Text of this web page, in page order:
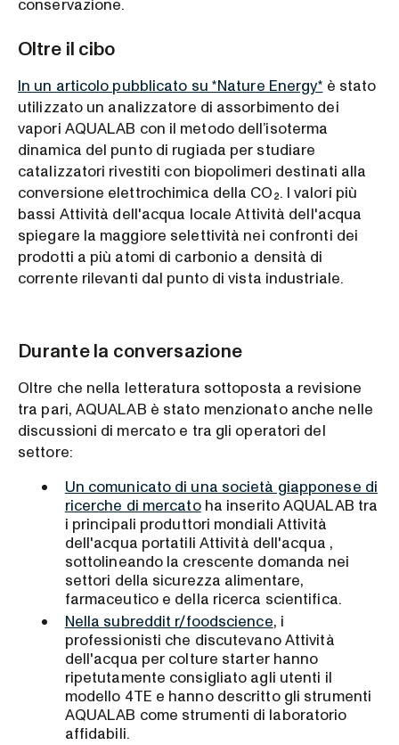
conservazione.
Oltre il cibo
In un articolo pubblicato su *Nature Energy* è stato
utilizzato un analizzatore di assorbimento dei
vapori AQUALAB con il metodo dell’isoterma
dinamica del punto di rugiada per studiare
catalizzatori rivestiti con biopolimeri destinati alla
conversione elettrochimica della CO₂. I valori più
bassi Attività dell'acqua locale Attività dell'acqua
spiegare la maggiore selettività nei confronti dei
prodotti a più atomi di carbonio a densità di
corrente rilevanti dal punto di vista industriale.
Durante la conversazione
Oltre che nella letteratura sottoposta a revisione
tra pari, AQUALAB è stato menzionato anche nelle
discussioni di mercato e tra gli operatori del
settore:
Un comunicato di una società giapponese di
ricerche di mercatoha inserito AQUALAB tra
i principali produttori mondiali Attività
dell'acqua portatili Attività dell'acqua ,
sottolineando la crescente domanda nei
settori della sicurezza alimentare,
farmaceutico e della ricerca scientifica.
Nella subreddit r/foodscience, i
professionisti che discutevano Attività
dell'acqua per colture starter hanno
ripetutamente consigliato agli utenti il
modello 4TE e hanno descritto gli strumenti
AQUALAB come strumenti di laboratorio
affidabili.